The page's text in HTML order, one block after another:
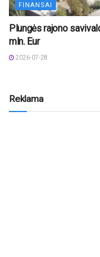
FINANSAI
Plungės rajono
mln. Eur
2026-07-28
Reklama